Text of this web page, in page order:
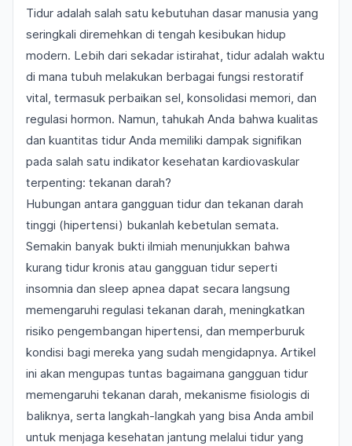
Tidur adalah salah satu kebutuhan dasar manusia yang
seringkali diremehkan di tengah kesibukan hidup
modern. Lebih dari sekadar istirahat, tidur adalah waktu
di mana tubuh melakukan berbagai fungsi restoratif
vital, termasuk perbaikan sel, konsolidasi memori, dan
regulasi hormon. Namun, tahukah Anda bahwa kualitas
dan kuantitas tidur Anda memiliki dampak signifikan
pada salah satu indikator kesehatan kardiovaskular
terpenting: tekanan darah?
Hubungan antara gangguan tidur dan tekanan darah
tinggi (hipertensi) bukanlah kebetulan semata.
Semakin banyak bukti ilmiah menunjukkan bahwa
kurang tidur kronis atau gangguan tidur seperti
insomnia dan sleep apnea dapat secara langsung
memengaruhi regulasi tekanan darah, meningkatkan
risiko pengembangan hipertensi, dan memperburuk
kondisi bagi mereka yang sudah mengidapnya. Artikel
ini akan mengupas tuntas bagaimana gangguan tidur
memengaruhi tekanan darah, mekanisme fisiologis di
baliknya, serta langkah-langkah yang bisa Anda ambil
untuk menjaga kesehatan jantung melalui tidur yang